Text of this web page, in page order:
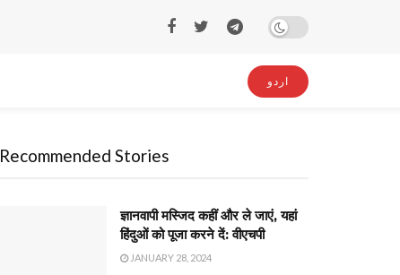
اردو
Recommended Stories
ज्ञानवापी मस्जिद कहीं और ले जाएं, यहां
हिंदुओं को पूजा करने दें: वीएचपी
JANUARY 28, 2024